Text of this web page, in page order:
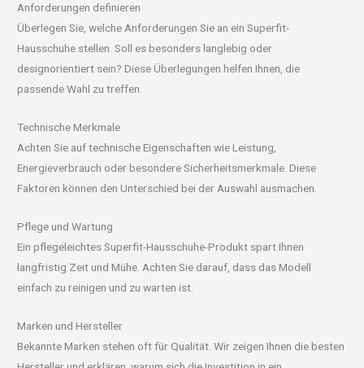
Anforderungen definieren
Überlegen Sie, welche Anforderungen Sie an ein Superfit-
Hausschuhe stellen. Soll es besonders langlebig oder
designorientiert sein? Diese Überlegungen helfen Ihnen, die
passende Wahl zu treffen.
Technische Merkmale
Achten Sie auf technische Eigenschaften wie Leistung,
Energieverbrauch oder besondere Sicherheitsmerkmale. Diese
Faktoren können den Unterschied bei der Auswahl ausmachen.
Pflege und Wartung
Ein pflegeleichtes Superfit-Hausschuhe-Produkt spart Ihnen
langfristig Zeit und Mühe. Achten Sie darauf, dass das Modell
einfach zu reinigen und zu warten ist.
Marken und Hersteller
Bekannte Marken stehen oft für Qualität. Wir zeigen Ihnen die besten